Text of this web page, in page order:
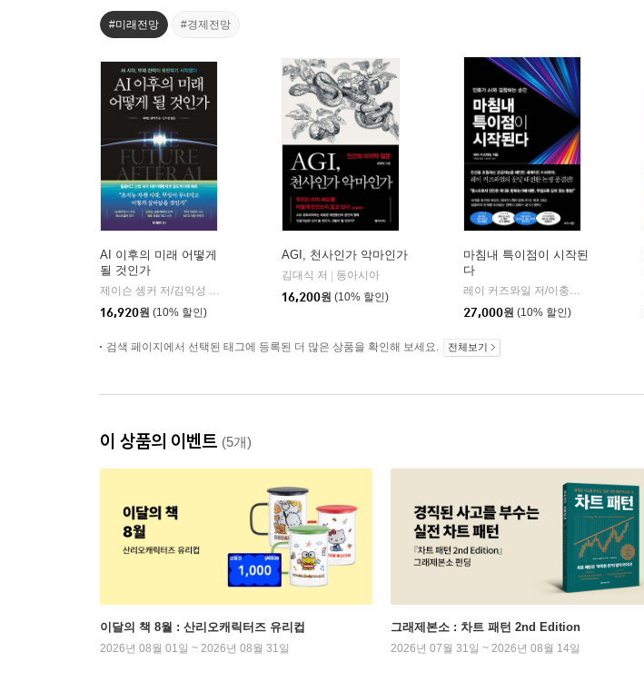
#미래전망 #경제전망
AI 이후의 미래 어떻게
될 것인가
제이슨 솅커 저/김익성 역
16,920원 (10% 할인)
AGI, 천사인가 악마인가
김대식 저
동아시아
16,200원 (10% 할인)
마침내 특이점이 시작된
다
레이 커즈와일 저/이충호 역/장대익 감수
27,000원 (10% 할인)
검색 페이지에서 선택된 태그에 등록된 더 많은 상품을 확인해 보세요. 전체보기
이 상품의 이벤트 (5개)
이달의 책 8월 : 산리오캐릭터즈 유리컵
2026년 08월 01일 ~ 2026년 08월 31일
그래제본소 : 차트 패턴 2nd Edition
2026년 07월 31일 ~ 2026년 08월 14일